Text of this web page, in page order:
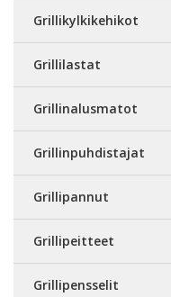
Grillikylkikehikot
Grillilastat
Grillinalusmatot
Grillinpuhdistajat
Grillipannut
Grillipeitteet
Grillipensselit